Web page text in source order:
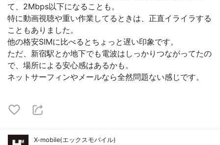
て、2Mbps以下になることも。
特に動画視聴や重い作業してるときは、正直イライラする
こともありました。
他の格安SIMに比べるとちょっと遅い印象です。
ただ、新宿駅とか地下でも電波はしっかりつながってたの
で、場所による安心感はあるかも。
ネットサーフィンやメールなら全然問題ない感じです。
X-mobile(エックスモバイル)